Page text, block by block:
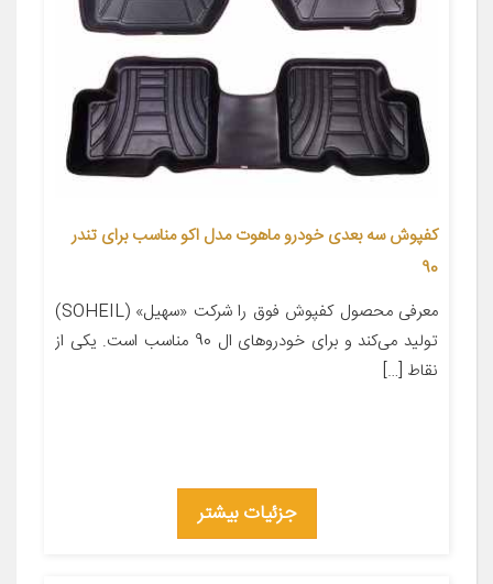
کفپوش سه بعدی خودرو ماهوت مدل اکو مناسب برای تندر
90
معرفی محصول کفپوش فوق را شرکت «سهیل» (SOHEIL)
تولید می‌کند و برای خودروهای ال 90 مناسب است. یکی از
نقاط […]
جزئیات بیشتر